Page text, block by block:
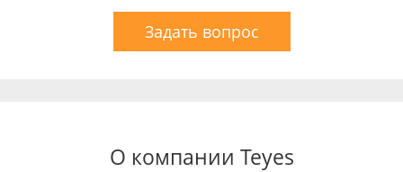
Задать вопрос
О компании Teyes